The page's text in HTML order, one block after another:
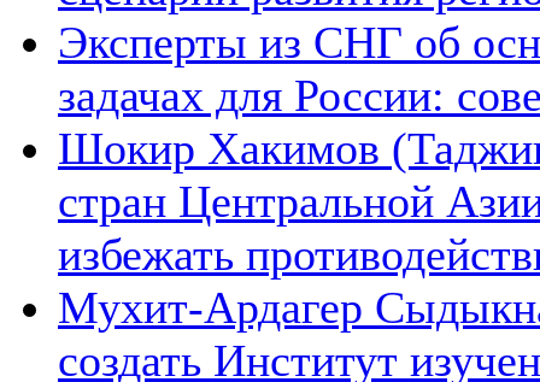
Эксперты из СНГ об
задачах для России:
Шокир Хакимов
стран Центральной
избежать
Мухит-Ардагер
создать Институт